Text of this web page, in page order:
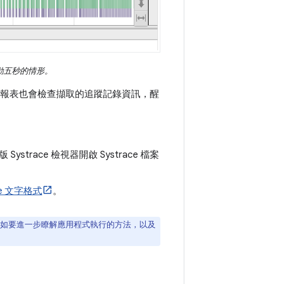
秒的情形。
表也會檢查擷取的追蹤記錄資訊，醒
Systrace 檢視器開啟 Systrace 檔案
文字格式 。
要進一步瞭解應用程式執行的方法，以及